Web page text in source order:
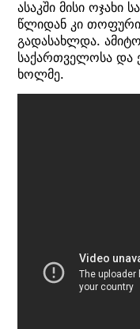
ასაკში მისი ოჯახი
წლიდან კი
გადასახლდა.
საქართველოსა და
ხოლმე.